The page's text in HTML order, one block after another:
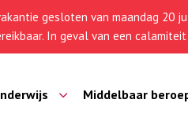
gesloten van maandag 20
In geval van een
Middelbaar